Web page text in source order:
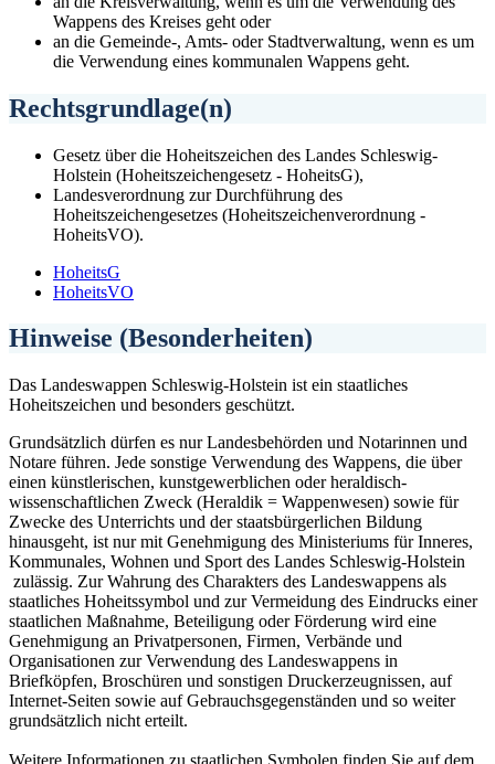
Wappens des Kreises geht oder
an die Gemeinde-, Amts- oder Stadtverwaltung, wenn es um
die Verwendung eines kommunalen Wappens geht.
Rechtsgrundlage(n)
Gesetz über die Hoheitszeichen des Landes Schleswig-
Holstein (Hoheitszeichengesetz - HoheitsG),
Landesverordnung zur Durchführung des
Hoheitszeichengesetzes (Hoheitszeichenverordnung -
HoheitsVO).
HoheitsG
HoheitsVO
Hinweise (Besonderheiten)
Das Landeswappen Schleswig-Holstein ist ein staatliches
Hoheitszeichen und besonders geschützt.
Grundsätzlich dürfen es nur Landesbehörden und Notarinnen und
Notare führen. Jede sonstige Verwendung des Wappens, die über
einen künstlerischen, kunstgewerblichen oder heraldisch-
wissenschaftlichen Zweck (Heraldik = Wappenwesen) sowie für
Zwecke des Unterrichts und der staatsbürgerlichen Bildung
hinausgeht, ist nur mit Genehmigung des Ministeriums für Inneres,
Kommunales, Wohnen und Sport des Landes Schleswig-Holstein
zulässig. Zur Wahrung des Charakters des Landeswappens als
staatliches Hoheitssymbol und zur Vermeidung des Eindrucks einer
staatlichen Maßnahme, Beteiligung oder Förderung wird eine
Genehmigung an Privatpersonen, Firmen, Verbände und
Organisationen zur Verwendung des Landeswappens in
Briefköpfen, Broschüren und sonstigen Druckerzeugnissen, auf
Internet-Seiten sowie auf Gebrauchsgegenständen und so weiter
grundsätzlich nicht erteilt.